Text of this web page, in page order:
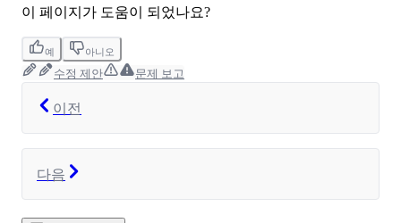
이 페이지가 도움이 되었나요?
예 아니오
수정 제안 문제 보고
이전
다음